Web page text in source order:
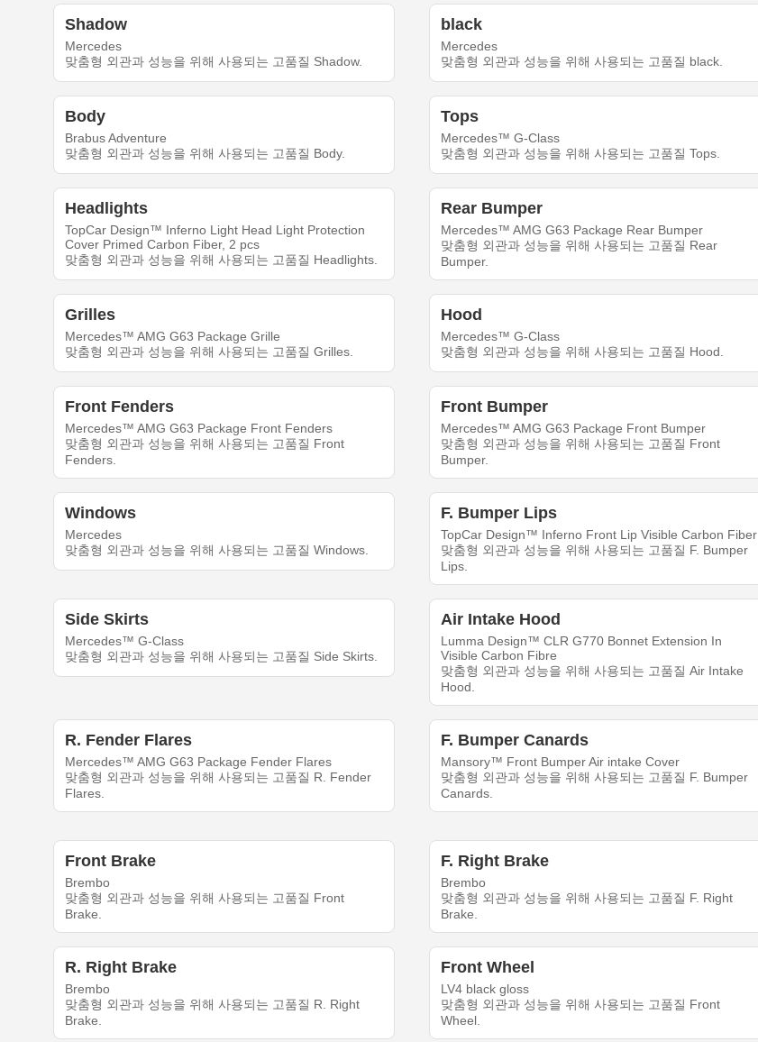
Shadow
Mercedes
맞춤형 외관과 성능을 위해 사용되는 고품질 Shadow.
black
Mercedes
맞춤형 외관과 성능을 위해 사용되는 고품질 black.
Body
Brabus Adventure
맞춤형 외관과 성능을 위해 사용되는 고품질 Body.
Tops
Mercedes™ G-Class
맞춤형 외관과 성능을 위해 사용되는 고품질 Tops.
Headlights
TopCar Design™ Inferno Light Head Light Protection
Cover Primed Carbon Fiber, 2 pcs
맞춤형 외관과 성능을 위해 사용되는 고품질 Headlights.
Rear Bumper
Mercedes™ AMG G63 Package Rear Bumper
맞춤형 외관과 성능을 위해 사용되는 고품질 Rear
Bumper.
Grilles
Mercedes™ AMG G63 Package Grille
맞춤형 외관과 성능을 위해 사용되는 고품질 Grilles.
Hood
Mercedes™ G-Class
맞춤형 외관과 성능을 위해 사용되는 고품질 Hood.
Front Fenders
Mercedes™ AMG G63 Package Front Fenders
맞춤형 외관과 성능을 위해 사용되는 고품질 Front
Fenders.
Front Bumper
Mercedes™ AMG G63 Package Front Bumper
맞춤형 외관과 성능을 위해 사용되는 고품질 Front
Bumper.
Windows
Mercedes
맞춤형 외관과 성능을 위해 사용되는 고품질 Windows.
F. Bumper Lips
TopCar Design™ Inferno Front Lip Visible Carbon Fiber
맞춤형 외관과 성능을 위해 사용되는 고품질 F. Bumper
Lips.
Side Skirts
Mercedes™ G-Class
맞춤형 외관과 성능을 위해 사용되는 고품질 Side Skirts.
Air Intake Hood
Lumma Design™ CLR G770 Bonnet Extension In
Visible Carbon Fibre
맞춤형 외관과 성능을 위해 사용되는 고품질 Air Intake
Hood.
R. Fender Flares
Mercedes™ AMG G63 Package Fender Flares
맞춤형 외관과 성능을 위해 사용되는 고품질 R. Fender
Flares.
F. Bumper Canards
Mansory™ Front Bumper Air intake Cover
맞춤형 외관과 성능을 위해 사용되는 고품질 F. Bumper
Canards.
Front Brake
Brembo
맞춤형 외관과 성능을 위해 사용되는 고품질 Front
Brake.
F. Right Brake
Brembo
맞춤형 외관과 성능을 위해 사용되는 고품질 F. Right
Brake.
R. Right Brake
Brembo
맞춤형 외관과 성능을 위해 사용되는 고품질 R. Right
Brake.
Front Wheel
LV4 black gloss
맞춤형 외관과 성능을 위해 사용되는 고품질 Front
Wheel.